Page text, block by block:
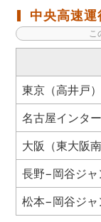
中央高速運
東京（高井戸
名古屋インタ
大阪（東大阪
長野−岡谷ジ
松本−岡谷ジ